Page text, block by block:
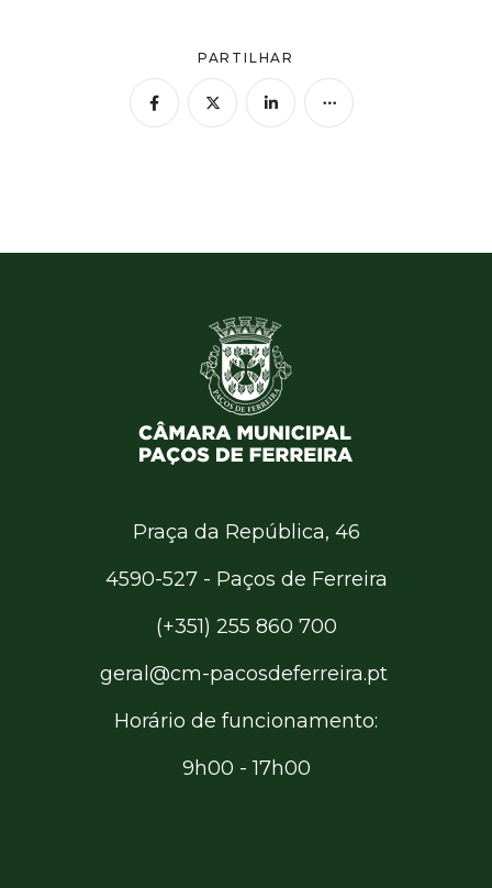
PARTILHAR
Praça da República, 46
4590-527 - Paços de Ferreira
(+351) 255 860 700
geral@cm-pacosdeferreira.pt
Horário de funcionamento:
9h00 - 17h00